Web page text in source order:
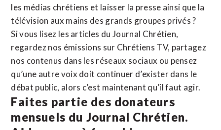
les médias chrétiens et laisser la presse ainsi que la
télévision aux mains des grands groupes privés ?
Si vous lisez les articles du Journal Chrétien,
regardez nos émissions sur Chrétiens TV, partagez
nos contenus dans les réseaux sociaux ou pensez
qu’une autre voix doit continuer d’exister dans le
débat public, alors c’est maintenant qu’il faut agir.
Faites partie des donateurs
mensuels du Journal Chrétien.